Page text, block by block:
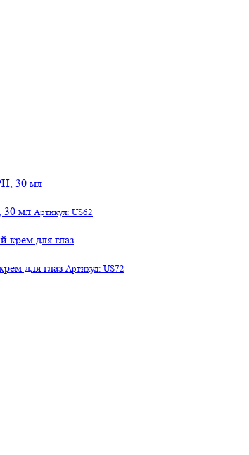
30 мл Артикул: US62
для глаз Артикул: US72